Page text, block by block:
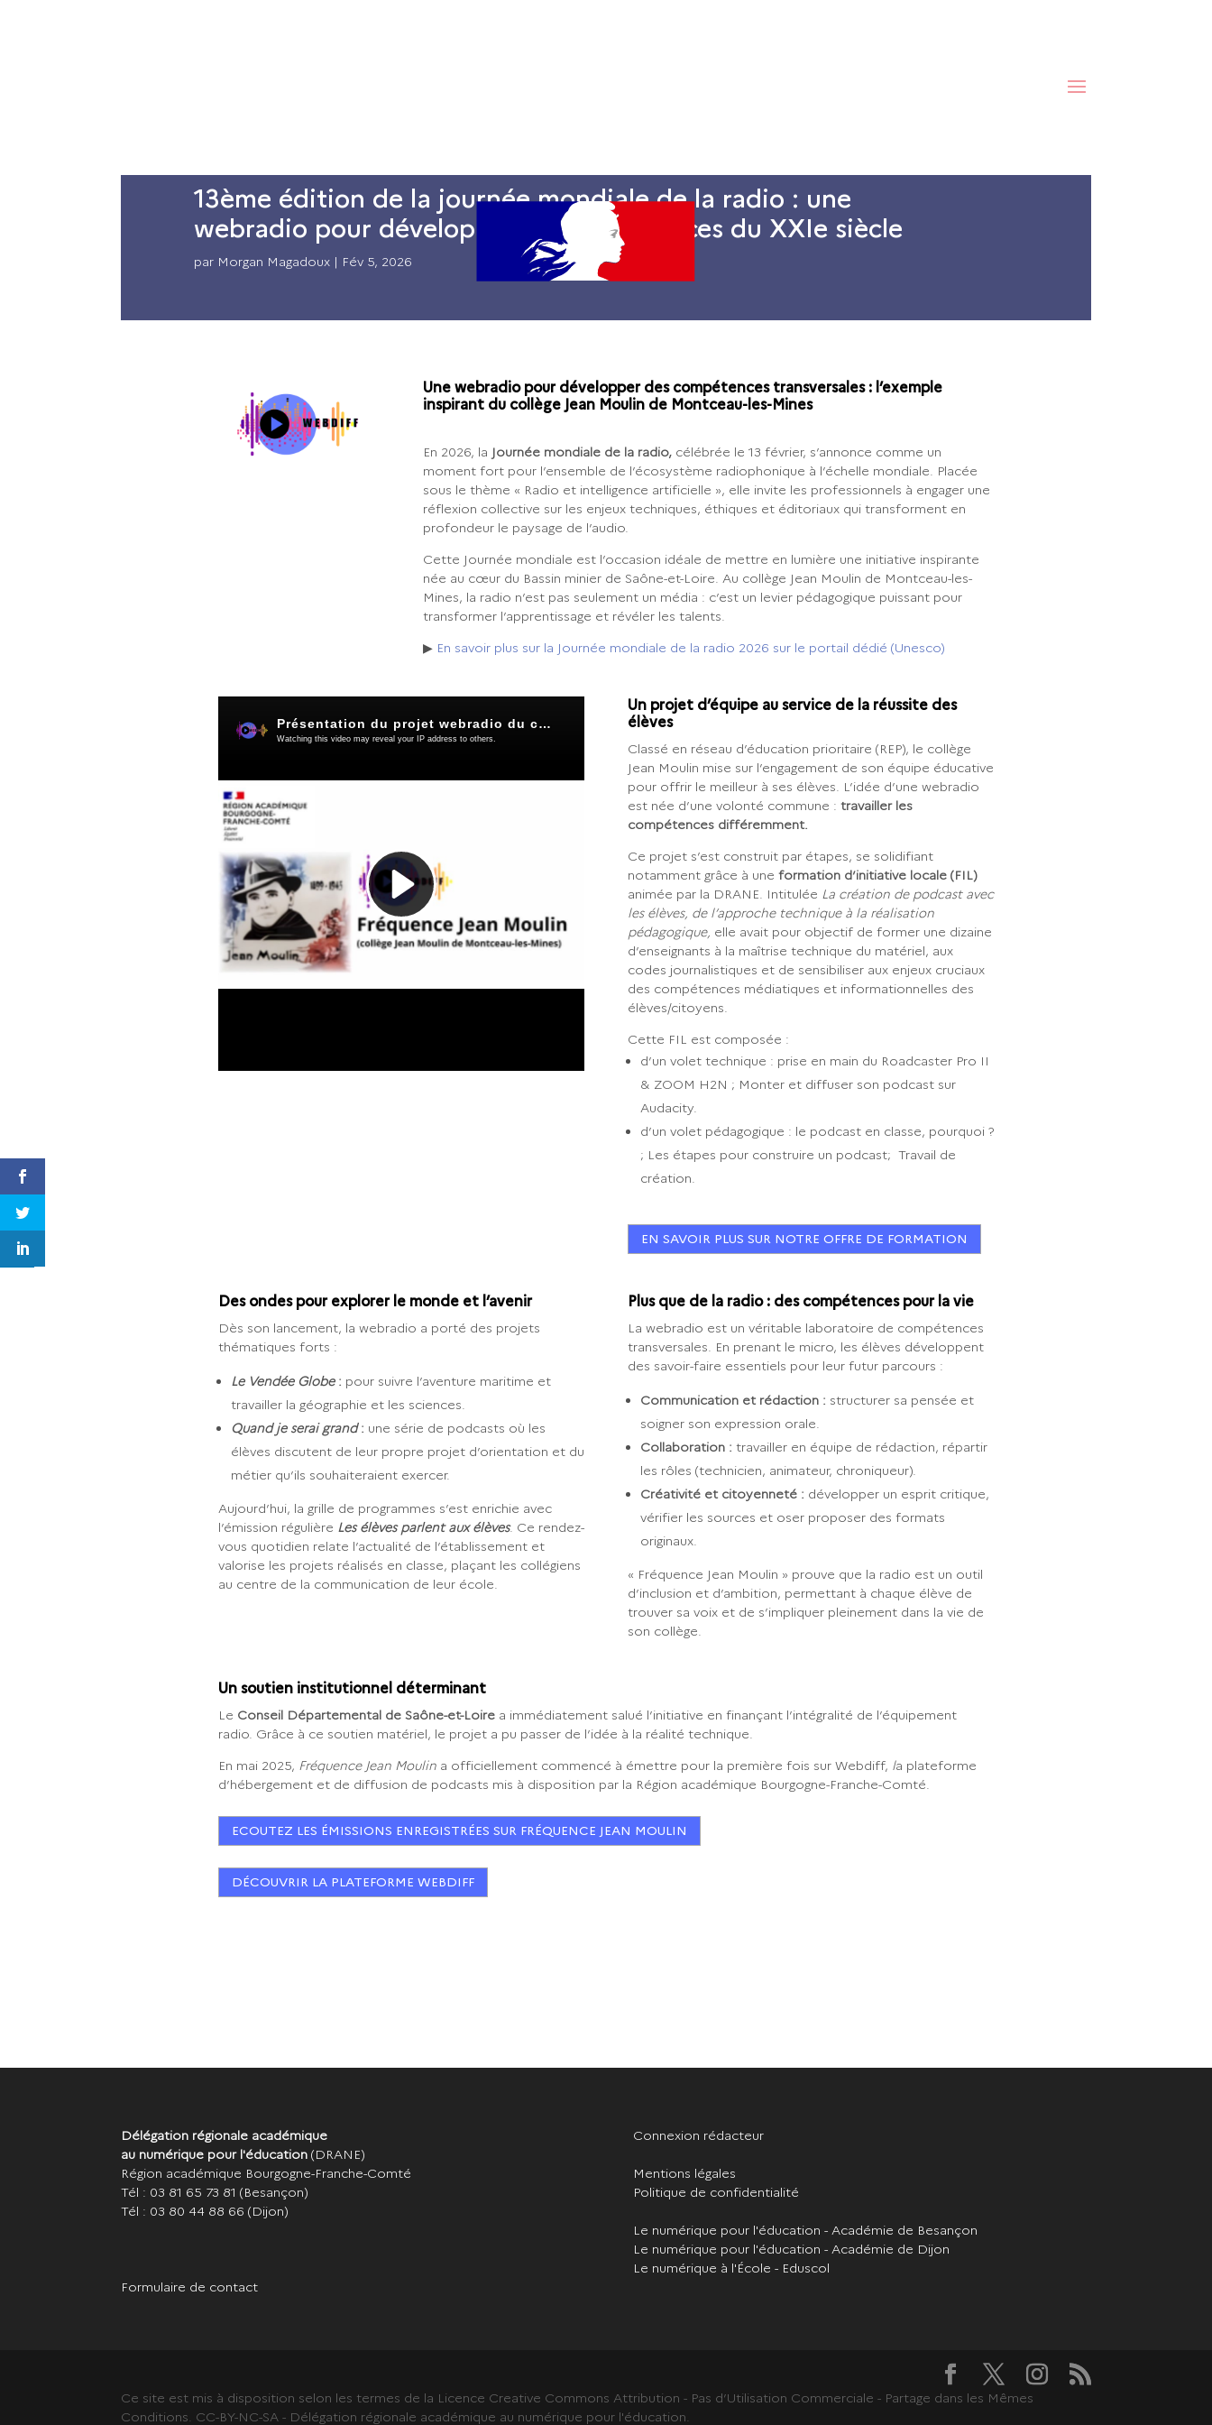
13ème édition de la journée mondiale de la radio : une
webradio pour développer les compétences du XXIe siècle
par Morgan Magadoux | Fév 5, 2026
Une webradio pour développer des compétences transversales : l’exemple
inspirant du collège Jean Moulin de Montceau-les-Mines
En 2026, la Journée mondiale de la radio,célébrée le 13 février, s’annonce comme un
moment fort pour l’ensemble de l’écosystème radiophonique à l’échelle mondiale. Placée
sous le thème « Radio et intelligence artificielle », elle invite les professionnels à engager une
réflexion collective sur les enjeux techniques, éthiques et éditoriaux qui transforment en
profondeur le paysage de l’audio.
Cette Journée mondiale est l’occasion idéale de mettre en lumière une initiative inspirante
née au cœur du Bassin minier de Saône-et-Loire. Au collège Jean Moulin de Montceau-les-
Mines, la radio n’est pas seulement un média : c’est un levier pédagogique puissant pour
transformer l’apprentissage et révéler les talents.
▶ En savoir plus sur la Journée mondiale de la radio 2026 sur le portail dédié (Unesco)
Un projet d’équipe au service de la réussite des
élèves
Classé en réseau d’éducation prioritaire (REP), le collège
Jean Moulin mise sur l’engagement de son équipe éducative
pour offrir le meilleur à ses élèves. L’idée d’une webradio
est née d’une volonté commune : travailler les
compétences différemment.
Ce projet s’est construit par étapes, se solidifiant
notamment grâce à une formation d’initiative locale (FIL)
animée par la DRANE. Intitulée La création de podcast avec
les élèves, de l’approche technique à la réalisation
pédagogique, elle avait pour objectif de former une dizaine
d’enseignants à la maîtrise technique du matériel, aux
codes journalistiques et de sensibiliser aux enjeux cruciaux
des compétences médiatiques et informationnelles des
élèves/citoyens.
Cette FIL est composée :
d’un volet technique : prise en main du Roadcaster Pro II
& ZOOM H2N ; Monter et diffuser son podcast sur
Audacity.
d’un volet pédagogique : le podcast en classe, pourquoi ?
; Les étapes pour construire un podcast; Travail de
création.
EN SAVOIR PLUS SUR NOTRE OFFRE DE FORMATION
Des ondes pour explorer le monde et l’avenir
Dès son lancement, la webradio a porté des projets
thématiques forts :
Le Vendée Globe : pour suivre l’aventure maritime et
travailler la géographie et les sciences.
Quand je serai grand: une série de podcasts où les
élèves discutent de leur propre projet d’orientation et du
métier qu’ils souhaiteraient exercer.
Aujourd’hui, la grille de programmes s’est enrichie avec
l’émission régulière Les élèves parlent aux élèves. Ce rendez-
vous quotidien relate l’actualité de l’établissement et
valorise les projets réalisés en classe, plaçant les collégiens
au centre de la communication de leur école.
Plus que de la radio : des compétences pour la vie
La webradio est un véritable laboratoire de compétences
transversales. En prenant le micro, les élèves développent
des savoir-faire essentiels pour leur futur parcours :
Communication et rédaction : structurer sa pensée et
soigner son expression orale.
Collaboration : travailler en équipe de rédaction, répartir
les rôles (technicien, animateur, chroniqueur).
Créativité et citoyenneté : développer un esprit critique,
vérifier les sources et oser proposer des formats
originaux.
« Fréquence Jean Moulin » prouve que la radio est un outil
d’inclusion et d’ambition, permettant à chaque élève de
trouver sa voix et de s’impliquer pleinement dans la vie de
son collège.
Un soutien institutionnel déterminant
Le Conseil Départemental de Saône-et-Loirea immédiatement salué l’initiative en finançant l’intégralité de l’équipement
radio. Grâce à ce soutien matériel, le projet a pu passer de l’idée à la réalité technique.
En mai 2025, Fréquence Jean Moulin a officiellement commencé à émettre pour la première fois sur Webdiff, la plateforme
d’hébergement et de diffusion de podcasts mis à disposition par la Région académique Bourgogne-Franche-Comté.
ECOUTEZ LES ÉMISSIONS ENREGISTRÉES SUR FRÉQUENCE JEAN MOULIN
DÉCOUVRIR LA PLATEFORME WEBDIFF
Délégation régionale académique
au numérique pour l'éducation (DRANE)
Région académique Bourgogne-Franche-Comté
Tél : 03 81 65 73 81 (Besançon)
Tél : 03 80 44 88 66 (Dijon)
Formulaire de contact
Connexion rédacteur
Mentions légales
Politique de confidentialité
Le numérique pour l'éducation - Académie de Besançon
Le numérique pour l'éducation - Académie de Dijon
Le numérique à l'École - Eduscol
Ce site est mis à disposition selon les termes de la Licence Creative Commons Attribution - Pas d’Utilisation Commerciale - Partage dans les Mêmes
Conditions. CC-BY-NC-SA - Délégation régionale académique au numérique pour l'éducation.